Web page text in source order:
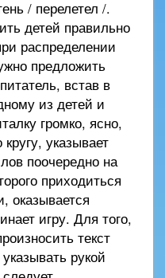
/ перелетел /.
детей правильно
распределении
предложить
встав в
из детей и
громко, ясно,
указывает
поочередно на
приходиться
оказывается
игру. Для того,
текст
рукой